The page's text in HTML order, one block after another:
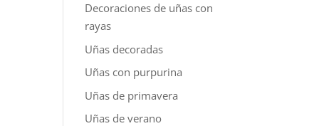
Decoraciones de uñas con
rayas
Uñas decoradas
Uñas con purpurina
Uñas de primavera
Uñas de verano